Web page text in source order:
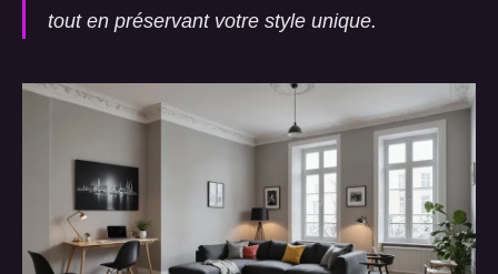
tout en préservant votre style unique.